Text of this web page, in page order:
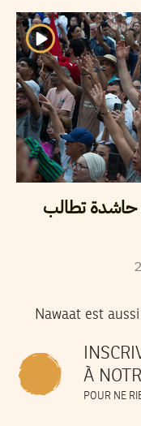
حاشدة تطالب
Nawaat est
À
POUR NE